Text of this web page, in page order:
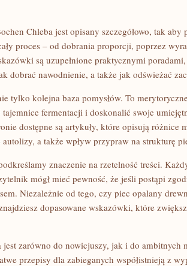
Chleba jest opisany szczegółowo, tak aby
proces – od dobrania proporcji, poprzez
są uzupełnione praktycznymi
dobrać nawodnienie, a także jak odświeżać
tylko kolejna baza pomysłów. To
fermentacji i doskonalić swoje
dostępne są artykuły, które opisują różnice
a także wpływ przypraw na strukturę
znaczenie na rzetelność treści.
mógł mieć pewność, że jeśli postąpi
Niezależnie od tego, czy piec opalany
dopasowane wskazówki, które
jest zarówno do nowicjuszy, jak i do ambitnych
przepisy dla zabieganych współistnieją z